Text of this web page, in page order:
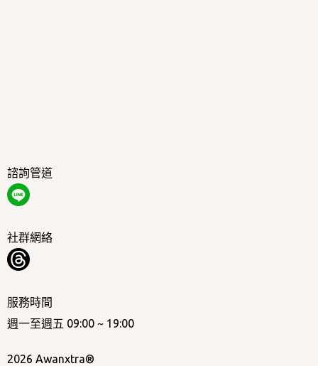
諮詢管道
社群網絡
服務時間
週一至週五 09:00 ~ 19:00
2026 Awanxtra®